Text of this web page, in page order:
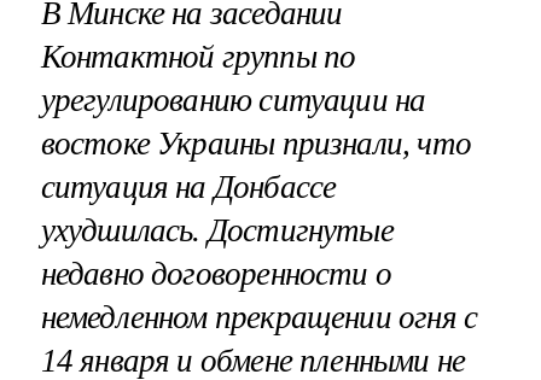
В Минске на заседании
Контактной группы по
урегулированию ситуации на
востоке Украины признали, что
ситуация на Донбассе
ухудшилась. Достигнутые
недавно договоренности о
немедленном прекращении огня с
14 января и обмене пленными не